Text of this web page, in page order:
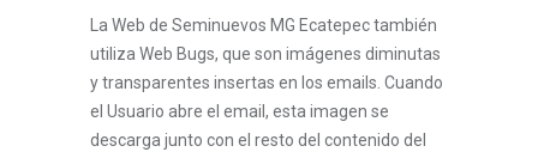
La Web de Seminuevos MG Ecatepec también
utiliza Web Bugs, que son imágenes diminutas
y transparentes insertas en los emails. Cuando
el Usuario abre el email, esta imagen se
descarga junto con el resto del contenido del